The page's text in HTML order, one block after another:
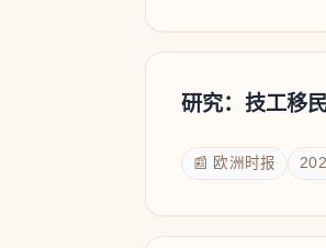
研究：技工移
📰 欧洲时报